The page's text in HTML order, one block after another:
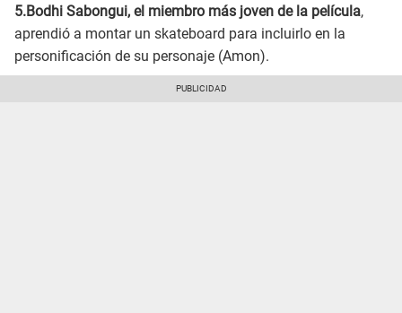
5.Bodhi Sabongui, el miembro más joven de la película,
aprendió a montar un skateboard para incluirlo en la
personificación de su personaje (Amon).